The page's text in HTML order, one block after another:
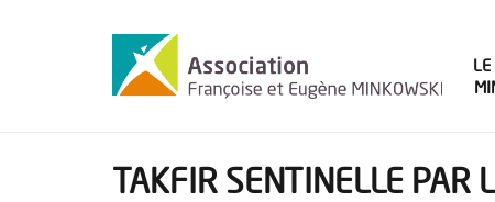
LE
TAKFIR SENTINELLE PAR